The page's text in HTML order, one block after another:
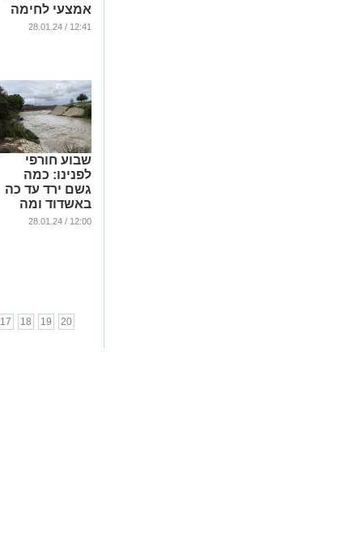
אמצעי לחימה
מבסיס בדרום
12:41 / 28.01.24
שבוע חורפי
לפנינו: כמה
גשם ירד עד כה
באשדוד ומה
הצפי להמשך
12:00 / 28.01.24
17 18 19
20